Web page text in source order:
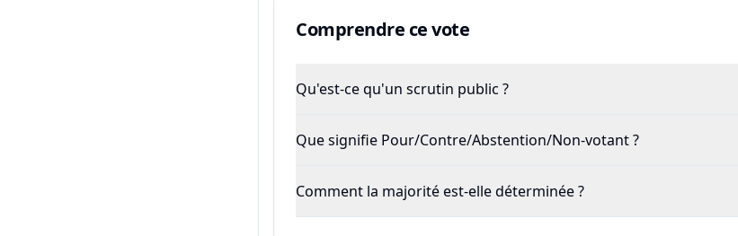
Comprendre ce vote
Qu'est-ce qu'un scrutin public ?
Que signifie Pour/Contre/Abstention/Non-votant ?
Comment la majorité est-elle déterminée ?